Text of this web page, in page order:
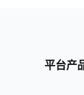
平台产